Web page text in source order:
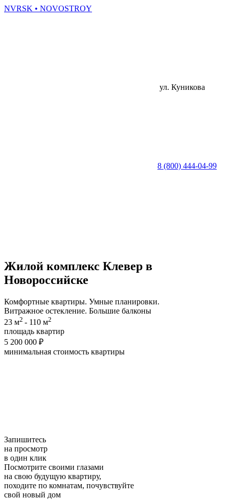
NVRSK • NOVOSTROY
ул. Куникова
8 (800) 444-04-99
Жилой комплекс Клевер в
Новороссийске
Комфортные квартиры. Умные планировки.
Витражное остекление. Большие балконы
23 м2 - 110 м2
площадь квартир
5 200 000 ₽
минимальная cтоимость квартиры
Запишитесь
на просмотр
в один клик
Посмотрите своими глазами
на свою будущую квартиру,
походите по комнатам, почувствуйте
свой новый дом